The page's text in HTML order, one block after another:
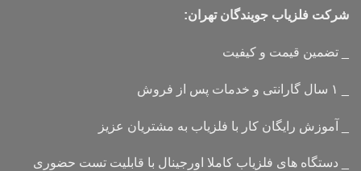
شرکت فلزیاب جویندگان تهران:
_ تضمین قیمت و کیفیت
_ آموزش رایگان کار با فلزیاب به مشتریان عزیز
_ دستگاه های فلزیاب کاملا اورجینال با قابلیت تست حضوری